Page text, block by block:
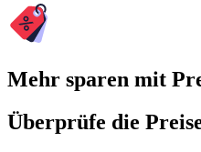
Mehr sparen mit
Überprüfe die